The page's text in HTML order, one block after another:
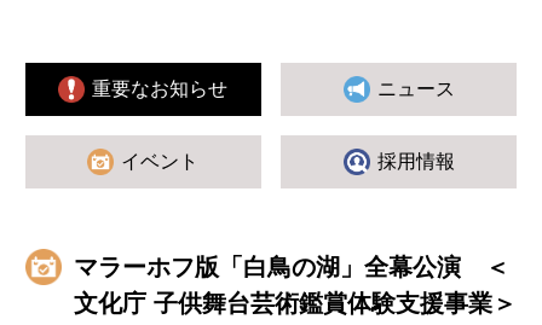
重要なお知らせ ニュース
イベント 採用情報
マラーホフ版「白鳥の湖」全幕公演 ＜
文化庁 子供舞台芸術鑑賞体験支援事業＞